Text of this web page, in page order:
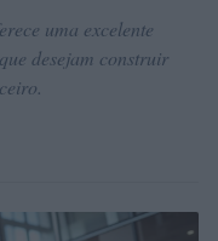
uma excelente
desejam construir